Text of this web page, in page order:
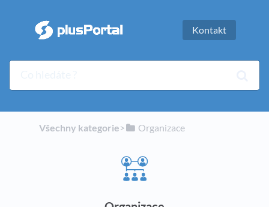
Kontakt
Všechny kategorie​>​ ​Organizace